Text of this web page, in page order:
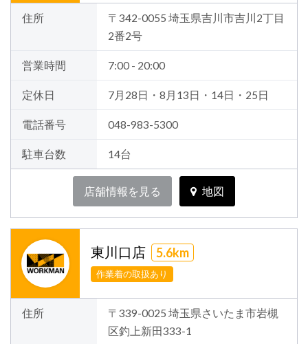
住所
〒342-0055 埼玉県吉川市吉川2丁目
2番2号
営業時間 7:00 - 20:00
定休日 7月28日・8月13日・14日・25日
電話番号 048-983-5300
駐車台数 14台
店舗情報を見る 地図
東川口店 5.6km
作業着の取扱あり
住所
〒339-0025 埼玉県さいたま市岩槻
区釣上新田333-1